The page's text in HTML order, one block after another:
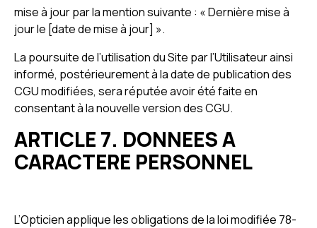
mise à jour par la mention suivante : « Dernière mise à
jour le [date de mise à jour] ».
La poursuite de l’utilisation du Site par l’Utilisateur ainsi
informé, postérieurement à la date de publication des
CGU modifiées, sera réputée avoir été faite en
consentant à la nouvelle version des CGU.
ARTICLE 7. DONNEES A
CARACTERE PERSONNEL
L’Opticien applique les obligations de la loi modifiée 78-